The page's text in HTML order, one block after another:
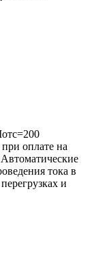
оплате на
тока в
и